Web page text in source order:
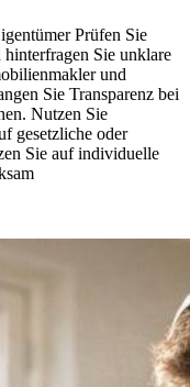
Prüfen Sie
Sie unklare
und
Sie Transparenz bei
Nutzen Sie
gesetzliche oder
Sie auf individuelle